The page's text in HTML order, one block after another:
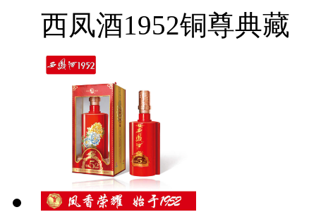
西凤酒1952铜尊典藏